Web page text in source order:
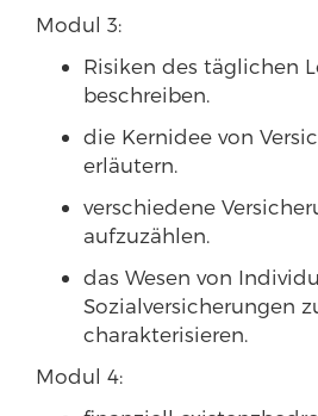
Modul 3:
Risiken des täglichen
beschreiben.
die Kernidee von
erläutern.
verschiedene
aufzuzählen.
das Wesen von
Sozialversicherungen
charakterisieren.
Modul 4: